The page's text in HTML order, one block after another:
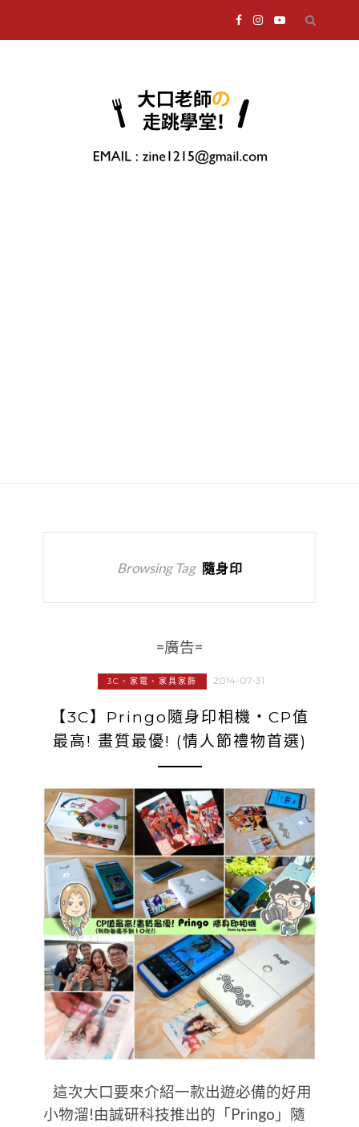
Browsing Tag 隨身印
=廣告=
3C、家電、家具家飾 2014-07-31
【3C】Pringo隨身印相機‧CP值
最高! 畫質最優! (情人節禮物首選)
這次大口要來介紹一款出遊必備的好用
小物溜!由誠研科技推出的「Pringo」隨